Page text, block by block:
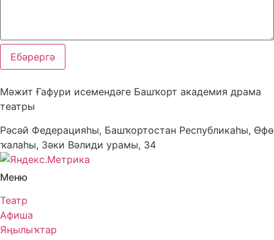
Ебәрергә
Мәжит Ғафури исемендәге Башҡорт академия драма
театры
Рәсәй Федерацияһы, Башҡортостан Республикаһы, Өфө
ҡалаһы, Зәки Вәлиди урамы, 34
Меню
Театр
Афиша
Яңылыҡтар